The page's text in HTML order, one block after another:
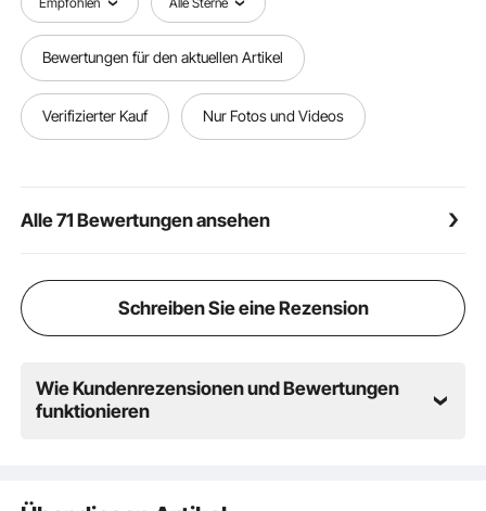
durchdachten Maße gelingen das Umrühren,
Servieren und die anschließende Reinigung mühelos
Bewertungen für den aktuellen Artikel
Verifizierter Kauf Nur Fotos und Videos
Alle 71 Bewertungen ansehen
Schreiben Sie eine Rezension
Wie Kundenrezensionen und Bewertungen
funktionieren